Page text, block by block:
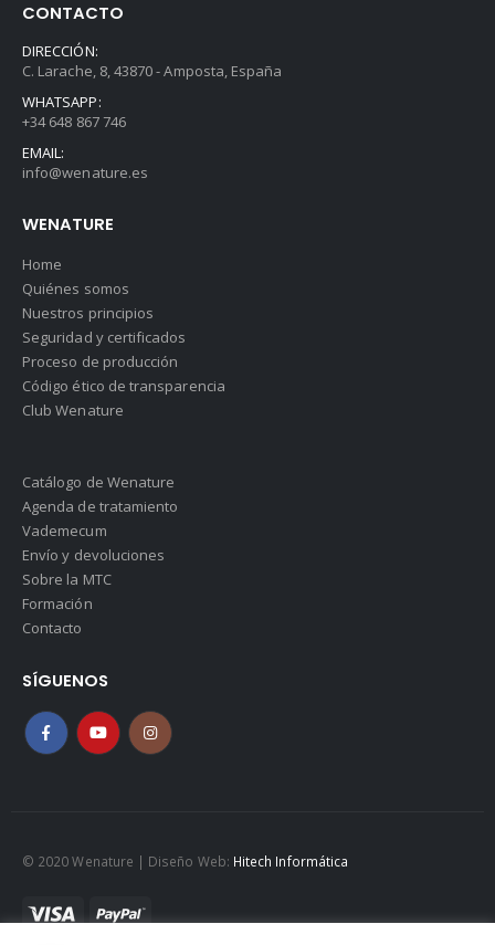
CONTACTO
DIRECCIÓN:
C. Larache, 8, 43870 - Amposta, España
WHATSAPP:
+34 648 867 746
EMAIL:
info@wenature.es
WENATURE
Home
Quiénes somos
Nuestros principios
Seguridad y certificados
Proceso de producción
Código ético de transparencia
Club Wenature
Catálogo de Wenature
Agenda de tratamiento
Vademecum
Envío y devoluciones
Sobre la MTC
Formación
Contacto
SÍGUENOS
© 2020 Wenature | Diseño Web: Hitech Informática